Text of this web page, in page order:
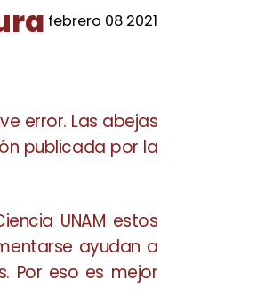
febrero 08 2021
error. Las abejas
publicada por la
UNAM estos
ayudan a
Por eso es mejor